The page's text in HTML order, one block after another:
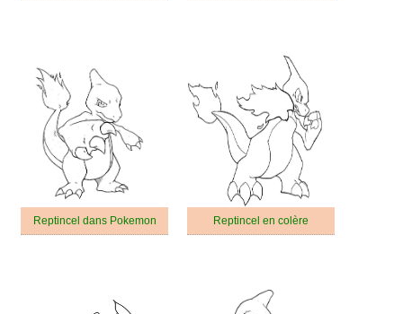
Reptincel dans Pokemon Reptincel en colère